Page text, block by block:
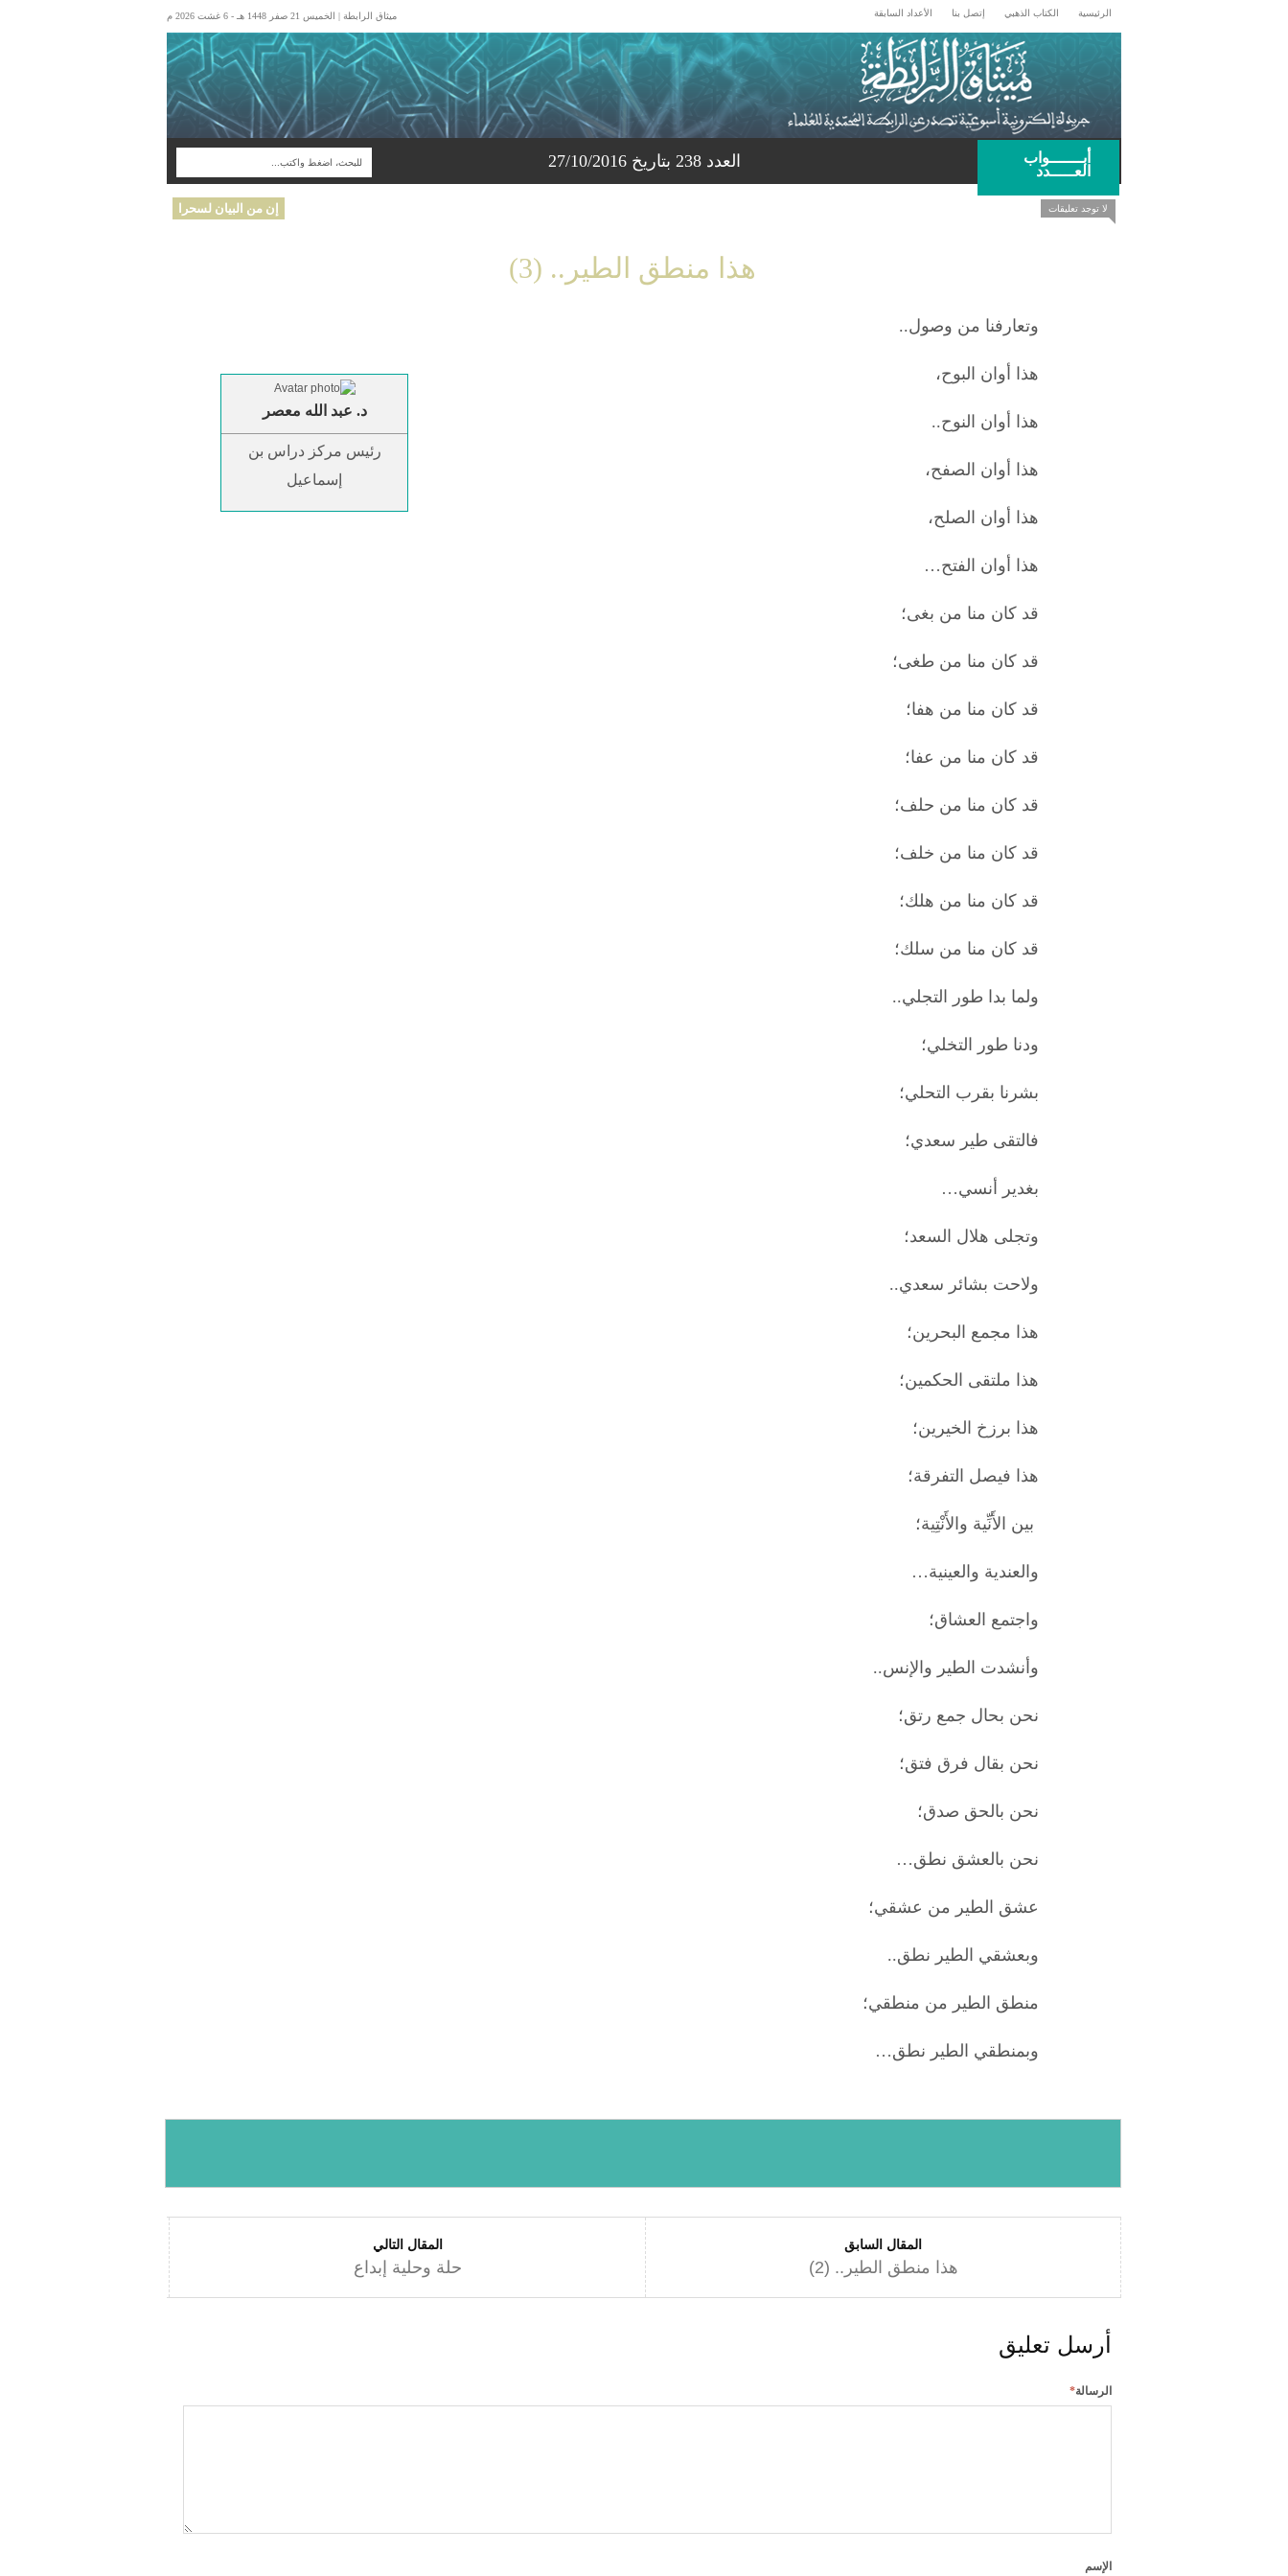
ميثاق الرابطة | الخميس 21 صفر 1448 هـ - 6 غشت 2026 م الأعداد السابقة إتصل بنا الكتاب الذهبي الرئيسية
أبـــــــواب
العـــــدد
العدد 238 بتاريخ 27/10/2016
إن من البيان لسحرا لا توجد تعليقات
هذا منطق الطير.. (3)
د. عبد الله معصر
رئيس مركز دراس بن
إسماعيل
وتعارفنا من وصول..
هذا أوان البوح،
هذا أوان النوح..
هذا أوان الصفح،
هذا أوان الصلح،
هذا أوان الفتح…
قد كان منا من بغى؛
قد كان منا من طغى؛
قد كان منا من هفا؛
قد كان منا من عفا؛
قد كان منا من حلف؛
قد كان منا من خلف؛
قد كان منا من هلك؛
قد كان منا من سلك؛
ولما بدا طور التجلي..
ودنا طور التخلي؛
بشرنا بقرب التحلي؛
فالتقى طير سعدي؛
بغدير أنسي…
وتجلى هلال السعد؛
ولاحت بشائر سعدي..
هذا مجمع البحرين؛
هذا ملتقى الحكمين؛
هذا برزخ الخيرين؛
هذا فيصل التفرقة؛
بين الأَنِّية والأَنْتِية؛
والعندية والعينية…
واجتمع العشاق؛
وأنشدت الطير والإنس..
نحن بحال جمع رتق؛
نحن بقال فرق فتق؛
نحن بالحق صدق؛
نحن بالعشق نطق…
عشق الطير من عشقي؛
وبعشقي الطير نطق..
منطق الطير من منطقي؛
وبمنطقي الطير نطق…
المقال السابق
هذا منطق الطير.. (2)
المقال التالي
حلة وحلية إبداع
أرسل تعليق
الرسالة*
الإسم